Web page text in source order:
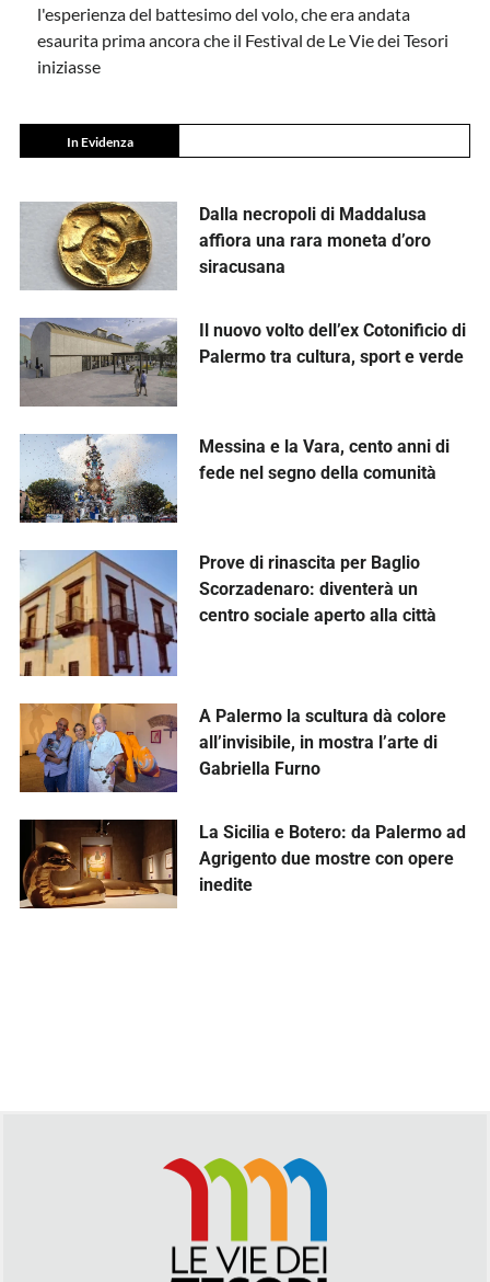
l'esperienza del battesimo del volo, che era andata
esaurita prima ancora che il Festival de Le Vie dei Tesori
iniziasse
In Evidenza
Dalla necropoli di Maddalusa
affiora una rara moneta d’oro
siracusana
Il nuovo volto dell’ex Cotonificio di
Palermo tra cultura, sport e verde
Messina e la Vara, cento anni di
fede nel segno della comunità
Prove di rinascita per Baglio
Scorzadenaro: diventerà un
centro sociale aperto alla città
A Palermo la scultura dà colore
all’invisibile, in mostra l’arte di
Gabriella Furno
La Sicilia e Botero: da Palermo ad
Agrigento due mostre con opere
inedite